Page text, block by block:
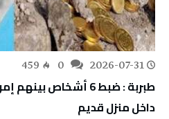
2026-07-31
459
طبربة : ضبط 6 أشخاص
داخل منزل قديم